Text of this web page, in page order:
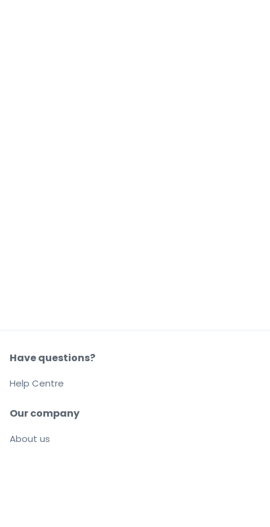
Our company
About us
Have questions?
Help Centre